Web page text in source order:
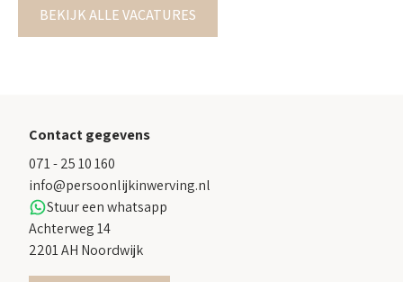
BEKIJK ALLE VACATURES
Contact gegevens
071 - 25 10 160
info@persoonlijkinwerving.nl
Stuur een whatsapp
Achterweg 14
2201 AH Noordwijk